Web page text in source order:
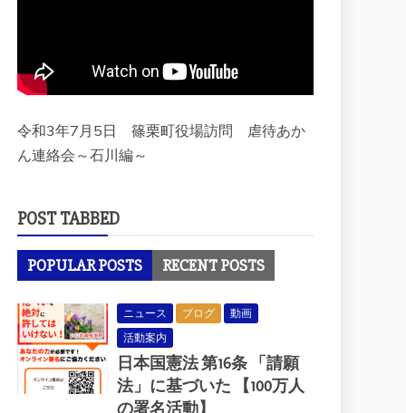
令和3年7月5日 篠栗町役場訪問 虐待あか
ん連絡会～石川編～
POST TABBED
POPULAR POSTS RECENT POSTS
ニュース ブログ
動画
活動案内
日本国憲法 第16条 「請願
法」に基づいた 【100万人
の署名活動】